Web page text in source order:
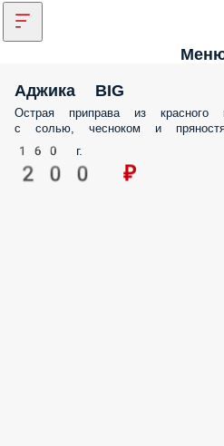
Аджика BIG
Острая приправа из красного
с солью, чесноком и
160 г.
200 ₽